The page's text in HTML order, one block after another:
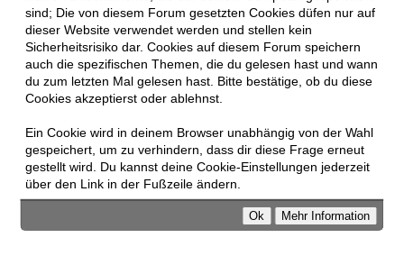
sind; Die von diesem Forum gesetzten Cookies düfen nur auf
dieser Website verwendet werden und stellen kein
Sicherheitsrisiko dar. Cookies auf diesem Forum speichern
auch die spezifischen Themen, die du gelesen hast und wann
du zum letzten Mal gelesen hast. Bitte bestätige, ob du diese
Cookies akzeptierst oder ablehnst.
Ein Cookie wird in deinem Browser unabhängig von der Wahl
gespeichert, um zu verhindern, dass dir diese Frage erneut
gestellt wird. Du kannst deine Cookie-Einstellungen jederzeit
über den Link in der Fußzeile ändern.